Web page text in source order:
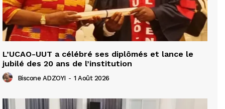
L’UCAO-UUT a célébré ses diplômés et lance le
jubilé des 20 ans de l’institution
Biscone ADZOYI - 1 Août 2026